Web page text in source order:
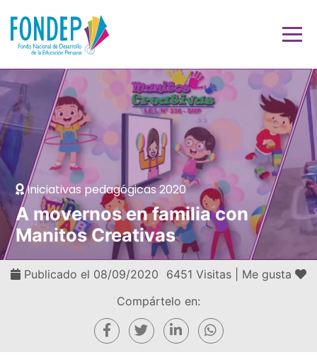
Iniciativas pedagógicas 2020
A movernos en familia con
Manitos Creativas
Publicado el 08/09/2020 6451 Visitas | Me gusta
Compártelo en: